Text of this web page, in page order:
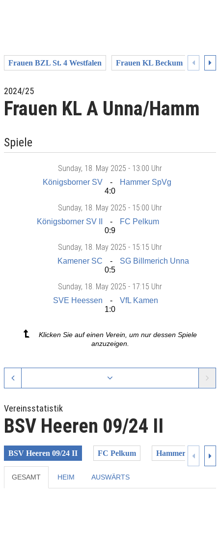
Frauen BZL St. 4 Westfalen Frauen KL Beckum
2024/25
Frauen KL A Unna/Hamm
Spiele
Sunday, 18. May 2025 - 13:00 Uhr
Königsborner SV
Hammer SpVg
4:0
Sunday, 18. May 2025 - 15:00 Uhr
Königsborner SV II
FC Pelkum
0:9
Sunday, 18. May 2025 - 15:15 Uhr
Kamener SC
SG Billmerich Unna
0:5
Sunday, 18. May 2025 - 17:15 Uhr
SVE Heessen
VfL Kamen
1:0
Klicken Sie auf einen Verein, um nur dessen Spiele
anzuzeigen.
Vereinsstatistik
BSV Heeren 09/24 II
BSV Heeren 09/24 II FC Pelkum Hammer SpVg
GESAMT HEIM AUSWÄRTS